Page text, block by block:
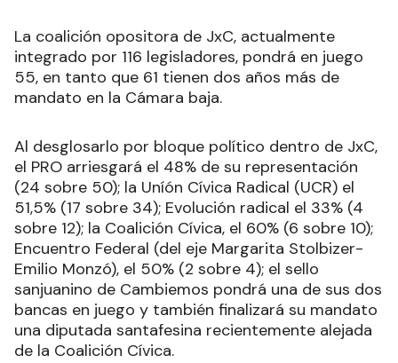
La coalición opositora de JxC, actualmente
integrado por 116 legisladores, pondrá en juego
55, en tanto que 61 tienen dos años más de
mandato en la Cámara baja.
Al desglosarlo por bloque político dentro de JxC,
el PRO arriesgará el 48% de su representación
(24 sobre 50); la Uníón Cívica Radical (UCR) el
51,5% (17 sobre 34); Evolución radical el 33% (4
sobre 12); la Coalición Cívica, el 60% (6 sobre 10);
Encuentro Federal (del eje Margarita Stolbizer-
Emilio Monzó), el 50% (2 sobre 4); el sello
sanjuanino de Cambiemos pondrá una de sus dos
bancas en juego y también finalizará su mandato
una diputada santafesina recientemente alejada
de la Coalición Cívica.